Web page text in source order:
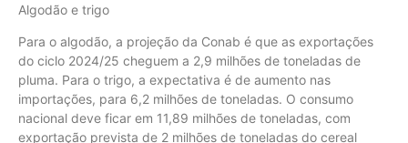
Algodão e trigo
Para o algodão, a projeção da Conab é que as exportações
do ciclo 2024/25 cheguem a 2,9 milhões de toneladas de
pluma. Para o trigo, a expectativa é de aumento nas
importações, para 6,2 milhões de toneladas. O consumo
nacional deve ficar em 11,89 milhões de toneladas, com
exportação prevista de 2 milhões de toneladas do cereal